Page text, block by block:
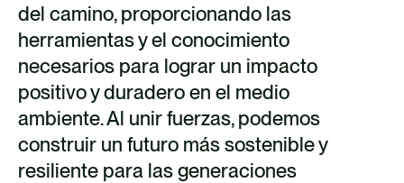
del camino, proporcionando las
herramientas y el conocimiento
necesarios para lograr un impacto
positivo y duradero en el medio
ambiente. Al unir fuerzas, podemos
construir un futuro más sostenible y
resiliente para las generaciones